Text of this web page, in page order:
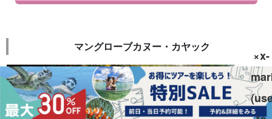
マングローブカヌー・カヤック
×x-